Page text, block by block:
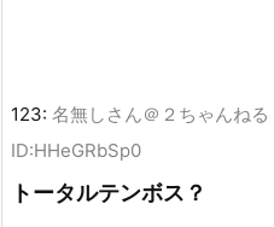
123: 名無しさん＠２ちゃんねる
ID:HHeGRbSp0
トータルテンボス？